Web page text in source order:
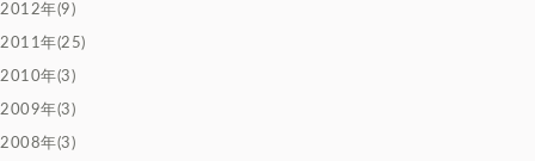
2012年(9)
2011年(25)
2010年(3)
2009年(3)
2008年(3)